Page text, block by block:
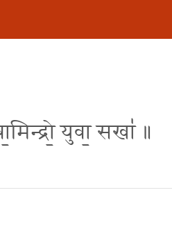
युवा॒ सखा॑ ॥